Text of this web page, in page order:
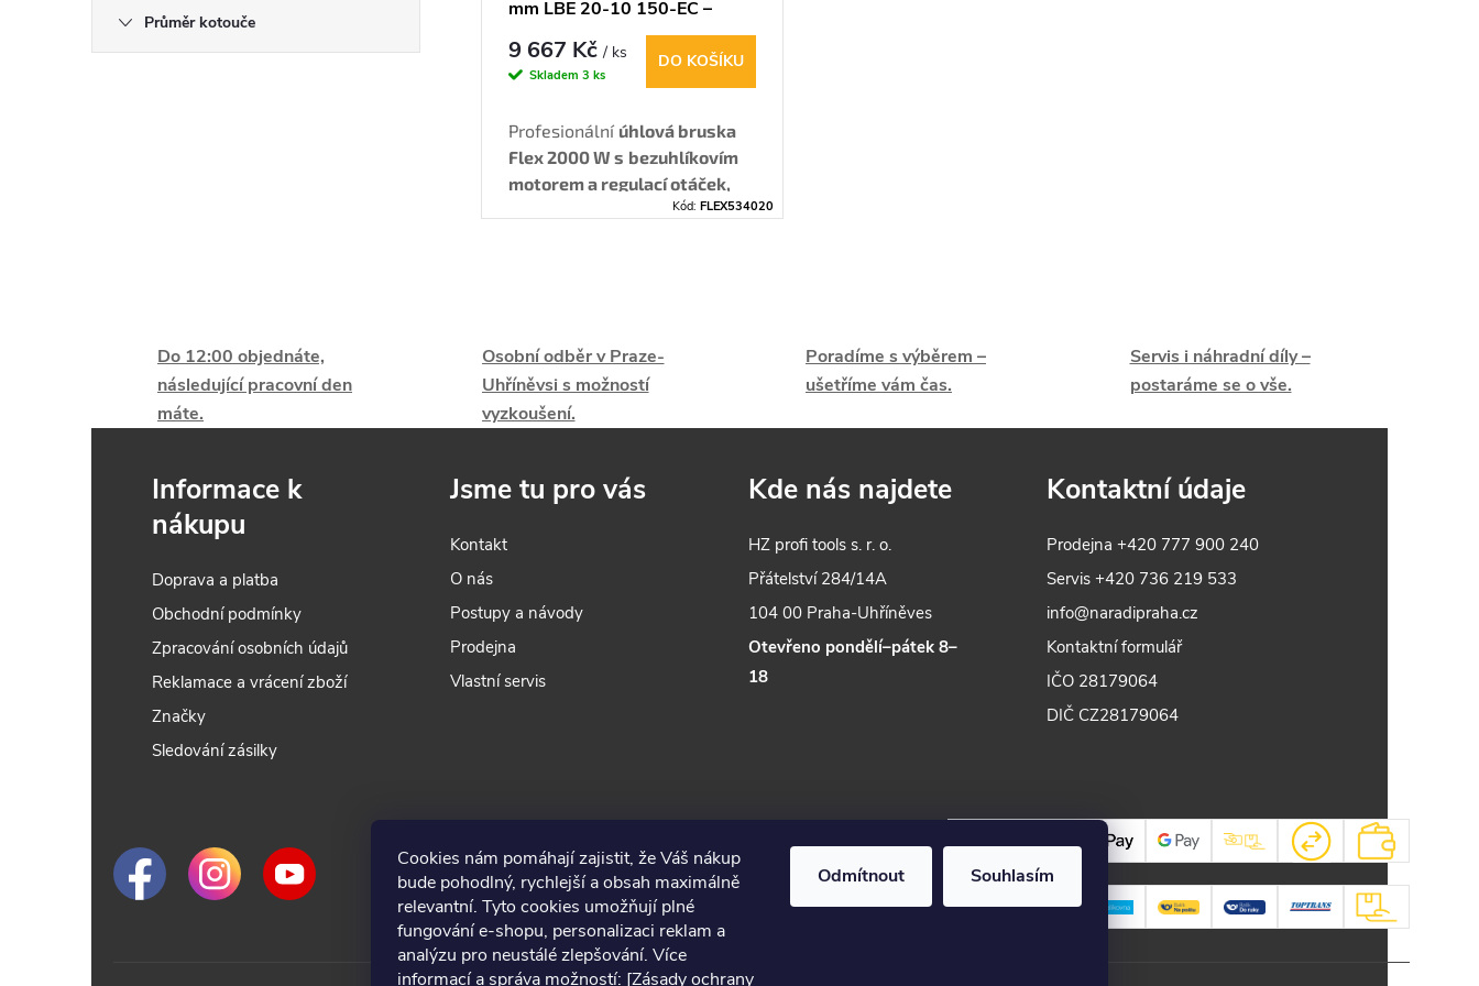
Cookies nám pomáhají zajistit, že Váš nákup
bude pohodlný, rychlejší a obsah maximálně
relevantní. Tyto cookies umožňují plné
fungování e-shopu, personalizaci reklam a
analýzu pro neustálé zlepšování. Více
informací a správa možností: [Zásady ochrany
Odmítnout Souhlasím
Průměr kotouče
u
ů
mm LBE 20-10 150-EC –
2000 W s regulací otáček
9 667 Kč/ ks
Skladem 3 ks
DO KOŠÍKU
Profesionální úhlová bruska
Flex 2000 W s bezuhlíkovím
motorem a regulací otáček,
brzdou a ochranou proti
Kód:FLEX534020
v
l
á
d
c
í
p
r
v
ý
p
Do 12:00 objednáte,
následující pracovní den
máte.
Osobní odběr v Praze-
Uhříněvsi s možností
vyzkoušení.
Poradíme s výběrem –
ušetříme vám čas.
Servis i náhradní díly –
postaráme se o vše.
Informace k
nákupu
Doprava a platba
Obchodní podmínky
Zpracování osobních údajů
Reklamace a vrácení zboží
Značky
Sledování zásilky
Jsme tu pro vás
Kontakt
O nás
Postupy a návody
Prodejna
Vlastní servis
Kde nás najdete
HZ profi tools s. r. o.
Přátelství 284/14A
104 00 Praha-Uhříněves
Otevřeno pondělí–pátek 8–
18
Kontaktní údaje
Prodejna+420 777 900 240
Servis+420 736 219 533
info@naradipraha.cz
Kontaktní formulář
IČO 28179064
DIČ CZ28179064